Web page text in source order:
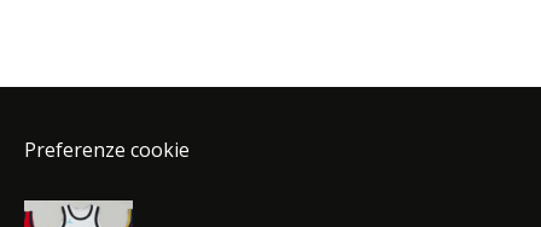
Preferenze cookie